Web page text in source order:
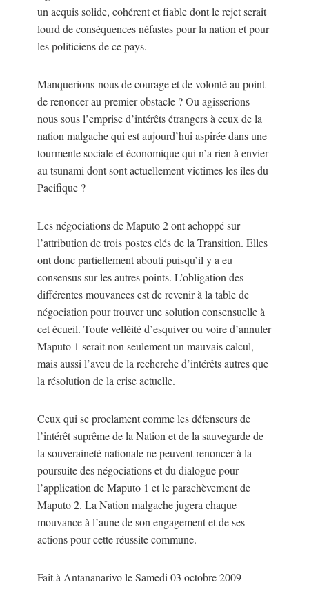
un acquis solide, cohérent et fiable dont le rejet serait
lourd de conséquences néfastes pour la nation et pour
les politiciens de ce pays.
Manquerions-nous de courage et de volonté au point
de renoncer au premier obstacle ? Ou agisserions-
nous sous l’emprise d’intérêts étrangers à ceux de la
nation malgache qui est aujourd’hui aspirée dans une
tourmente sociale et économique qui n’a rien à envier
au tsunami dont sont actuellement victimes les îles du
Pacifique ?
Les négociations de Maputo 2 ont achoppé sur
l’attribution de trois postes clés de la Transition. Elles
ont donc partiellement abouti puisqu’il y a eu
consensus sur les autres points. L’obligation des
différentes mouvances est de revenir à la table de
négociation pour trouver une solution consensuelle à
cet écueil. Toute velléité d’esquiver ou voire d’annuler
Maputo 1 serait non seulement un mauvais calcul,
mais aussi l’aveu de la recherche d’intérêts autres que
la résolution de la crise actuelle.
Ceux qui se proclament comme les défenseurs de
l’intérêt suprême de la Nation et de la sauvegarde de
la souveraineté nationale ne peuvent renoncer à la
poursuite des négociations et du dialogue pour
l’application de Maputo 1 et le parachèvement de
Maputo 2. La Nation malgache jugera chaque
mouvance à l’aune de son engagement et de ses
actions pour cette réussite commune.
Fait à Antananarivo le Samedi 03 octobre 2009